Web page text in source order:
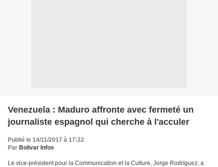
Venezuela : Maduro affronte avec fermeté un
journaliste espagnol qui cherche à l'acculer
Publié le 14/11/2017 à 17:22
Par Bolivar Infos
Le vice-président pour la Communication et la Culture, Jorge Rodríguez, a